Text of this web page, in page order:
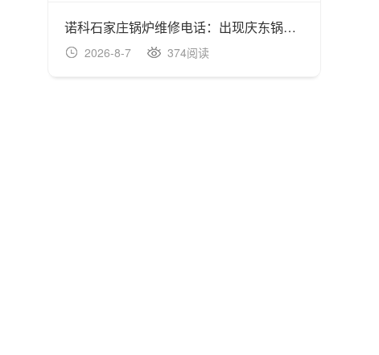
诺科石家庄锅炉维修电话：出现庆东锅炉地暖不运行怎么故障原因说明种解决方
2026-8-7 374阅读